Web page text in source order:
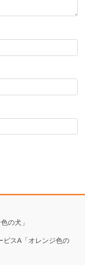
の犬」
ビスA「オレンジ色の